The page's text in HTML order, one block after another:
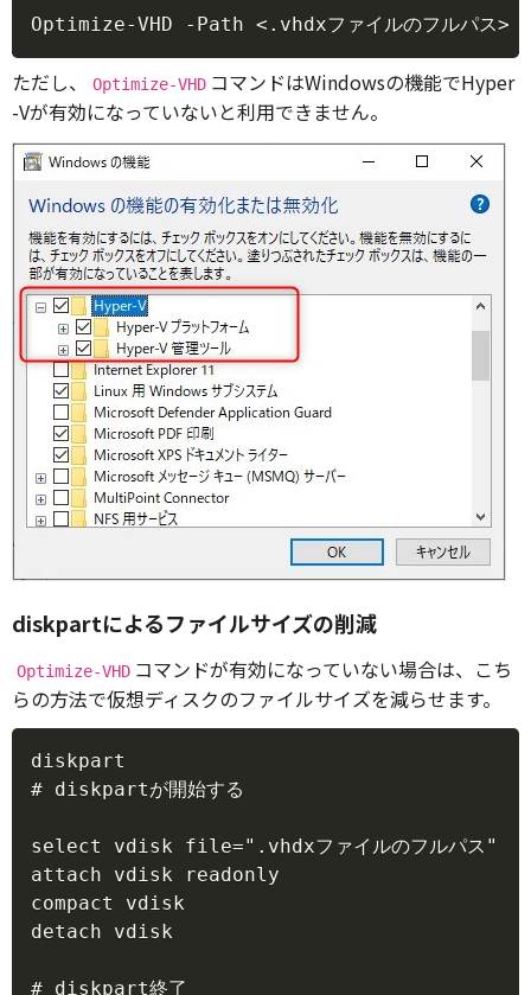
Optimize-VHD -Path <.vhdxファイルのフルパス
Copy
ただし、 Optimize-VHD コマンドはWindowsの機能でHyper
-Vが有効になっていないと利用できません。
diskpartによるファイルサイズの削減
Optimize-VHD コマンドが有効になっていない場合は、こち
らの方法で仮想ディスクのファイルサイズを減らせます。
diskpart
# diskpartが開始する
select vdisk file=".vhdxファイルのフルパス"
attach vdisk readonly
compact vdisk
detach vdisk
# diskpart終了